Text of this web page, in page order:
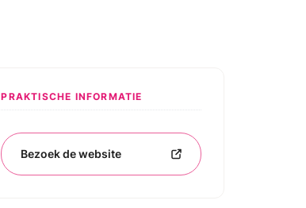
PRAKTISCHE INFORMATIE
Bezoek de website